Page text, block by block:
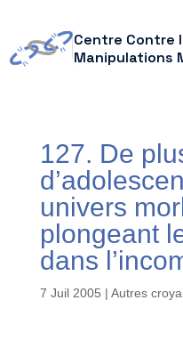
Centre Contre
Manipulations
127. De
univers
plongeant
dans
7 Juil 2005 | Autres